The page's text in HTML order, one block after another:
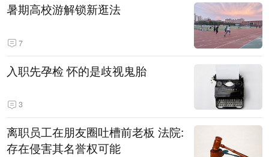
暑期高校游解锁新逛法
7
入职先孕检 怀的是歧视鬼胎
3
离职员工在朋友圈吐槽前老板 法院:
存在侵害其名誉权可能